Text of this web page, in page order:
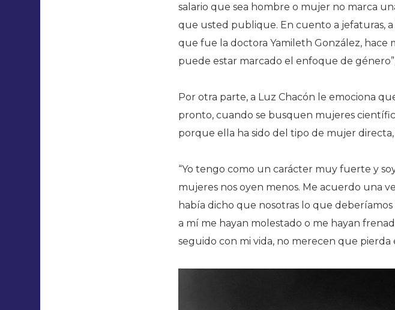
salario que sea hombre o mujer no marca
que usted publique. En cuento a jefaturas,
que fue la doctora Yamileth González, hace
puede estar marcado el enfoque de
Por otra parte, a Luz Chacón le emociona
pronto, cuando se busquen mujeres
porque ella ha sido del tipo de mujer
“Yo tengo como un carácter muy fuerte y
mujeres nos oyen menos. Me acuerdo una
había dicho que nosotras lo que
a mí me hayan molestado o me hayan
seguido con mi vida, no merecen que pierda